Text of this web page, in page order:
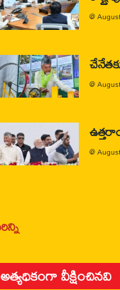
@
@
@
అత్యధికంగా వీక్షించినవి